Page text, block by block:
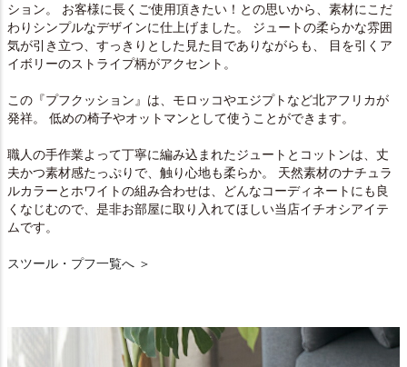
ション。 お客様に長くご使用頂きたい！との思いから、素材にこだ
わりシンプルなデザインに仕上げました。 ジュートの柔らかな雰囲
気が引き立つ、すっきりとした見た目でありながらも、 目を引くア
イボリーのストライプ柄がアクセント。
この『プフクッション』は、モロッコやエジプトなど北アフリカが
発祥。 低めの椅子やオットマンとして使うことができます。
職人の手作業よって丁寧に編み込まれたジュートとコットンは、丈
夫かつ素材感たっぷりで、触り心地も柔らか。 天然素材のナチュラ
ルカラーとホワイトの組み合わせは、どんなコーディネートにも良
くなじむので、是非お部屋に取り入れてほしい当店イチオシアイテ
ムです。
スツール・プフ一覧へ ＞